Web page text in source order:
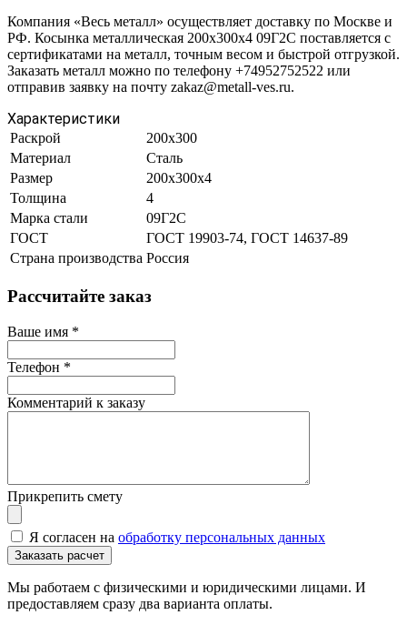
Компания «Весь металл» осуществляет доставку по Москве и
РФ. Косынка металлическая 200х300х4 09Г2С поставляется с
сертификатами на металл, точным весом и быстрой отгрузкой.
Заказать металл можно по телефону +74952752522 или
отправив заявку на почту zakaz@metall-ves.ru.
Характеристики
Раскрой
200х300
Материал
Сталь
Размер
200х300х4
Толщина
4
Марка стали
09Г2С
ГОСТ
ГОСТ 19903-74, ГОСТ 14637-89
Страна производства Россия
Рассчитайте заказ
Ваше имя *
Телефон *
Комментарий к заказу
Прикрепить смету
Я согласен на обработку персональных данных
Мы работаем с физическими и юридическими лицами. И
предоставляем сразу два варианта оплаты.